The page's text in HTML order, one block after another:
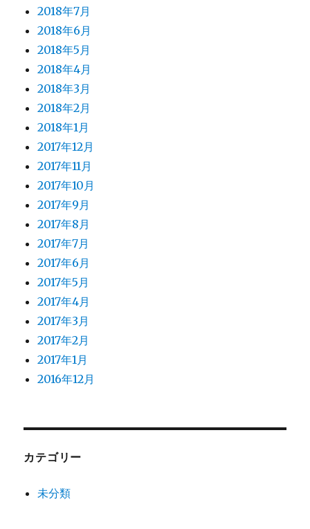
2018年7月
2018年6月
2018年5月
2018年4月
2018年3月
2018年2月
2018年1月
2017年12月
2017年11月
2017年10月
2017年9月
2017年8月
2017年7月
2017年6月
2017年5月
2017年4月
2017年3月
2017年2月
2017年1月
2016年12月
カテゴリー
未分類